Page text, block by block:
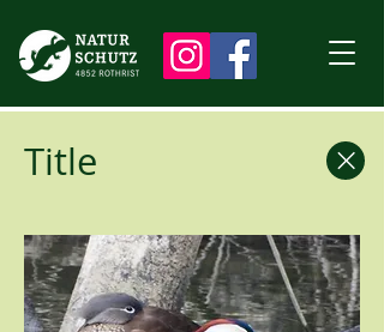
Title